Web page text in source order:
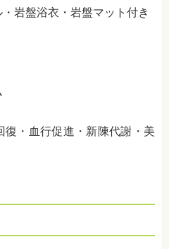
岩盤浴衣・岩盤マット付き
復・血行促進・新陳代謝・美